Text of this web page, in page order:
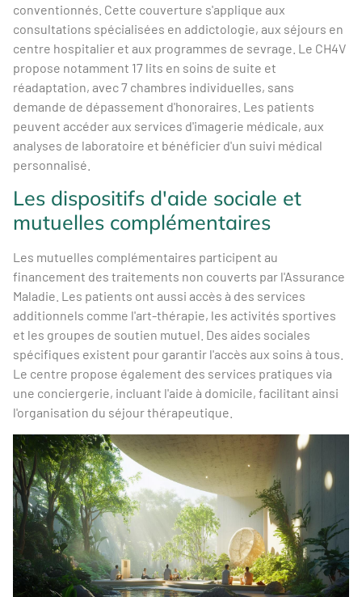
conventionnés. Cette couverture s'applique aux
consultations spécialisées en addictologie, aux séjours en
centre hospitalier et aux programmes de sevrage. Le CH4V
propose notamment 17 lits en soins de suite et
réadaptation, avec 7 chambres individuelles, sans
demande de dépassement d'honoraires. Les patients
peuvent accéder aux services d'imagerie médicale, aux
analyses de laboratoire et bénéficier d'un suivi médical
personnalisé.
Les dispositifs d'aide sociale et
mutuelles complémentaires
Les mutuelles complémentaires participent au
financement des traitements non couverts par l'Assurance
Maladie. Les patients ont aussi accès à des services
additionnels comme l'art-thérapie, les activités sportives
et les groupes de soutien mutuel. Des aides sociales
spécifiques existent pour garantir l'accès aux soins à tous.
Le centre propose également des services pratiques via
une conciergerie, incluant l'aide à domicile, facilitant ainsi
l'organisation du séjour thérapeutique.